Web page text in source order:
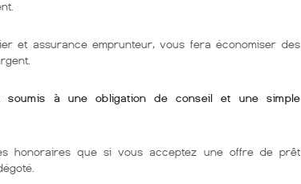
et assurance emprunteur, vous fera économiser des
soumis à une obligation de conseil et une simple
honoraires que si vous acceptez une offre de prêt